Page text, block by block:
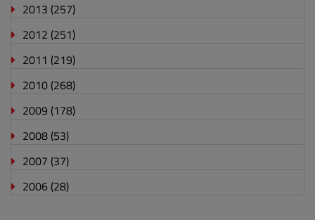
2013 (257)
2012 (251)
2011 (219)
2010 (268)
2009 (178)
2008 (53)
2007 (37)
2006 (28)